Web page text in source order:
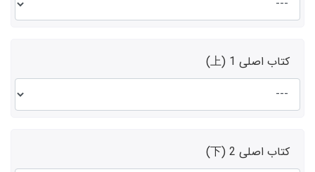
کتاب اصلی 1 (上)
کتاب اصلی 2 (下)